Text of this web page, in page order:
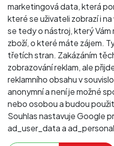
marketingová data, která
které se uživateli zobrazí i
se tedy o nástroj, který Vám
zboží, o které máte zájem.
třetích stran. Zakázáním
zobrazování reklam, ale
reklamního obsahu v
anonymní a není je možné
nebo osobou a budou
Souhlas nastavuje Google
ad_user_data a